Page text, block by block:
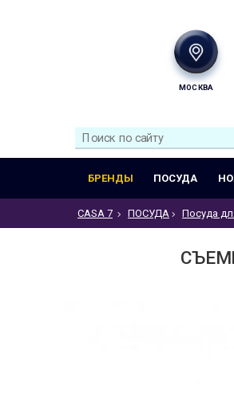
МОСКВА
БРЕНДЫ ПОСУДА
CASA 7 ПОСУДА Посуда